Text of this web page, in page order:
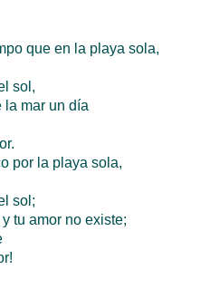
que en la playa sola,
sol,
la mar un día
por la playa sola,
sol;
tu amor no existe;